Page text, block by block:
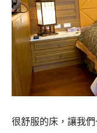
很舒服的床，讓我